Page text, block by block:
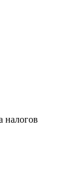
налогов